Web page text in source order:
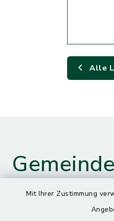
Mit Ihrer Zustimmung
Alle
Kontaktdaten